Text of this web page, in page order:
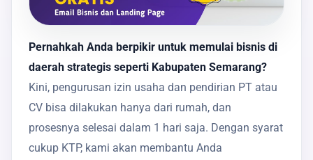
Pernahkah Anda berpikir untuk memulai bisnis di
daerah strategis seperti Kabupaten Semarang?
Kini, pengurusan izin usaha dan pendirian PT atau
CV bisa dilakukan hanya dari rumah, dan
prosesnya selesai dalam 1 hari saja. Dengan syarat
cukup KTP, kami akan membantu Anda